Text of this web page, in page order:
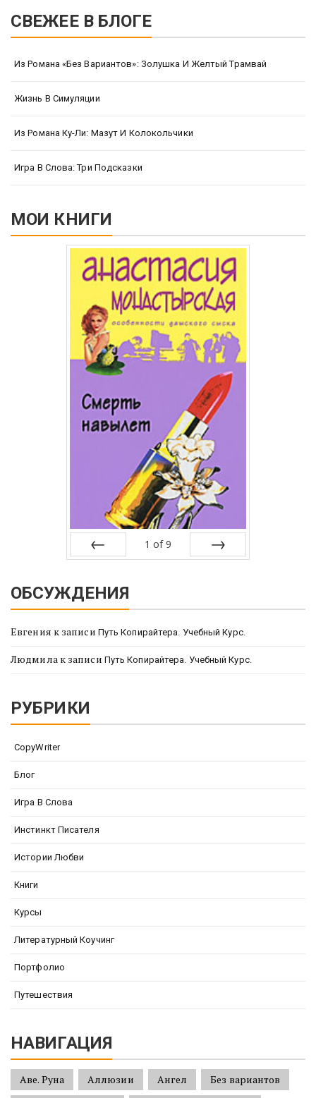
СВЕЖЕЕ В БЛОГЕ
Из Романа «Без Вариантов»: Золушка И Желтый Трамвай
Жизнь В Симуляции
Из Романа Ку-Ли: Мазут И Колокольчики
Игра В Слова: Три Подсказки
МОИ КНИГИ
1 of 9
ОБСУЖДЕНИЯ
Евгения к записи Путь Копирайтера. Учебный Курс.
Людмилак записи Путь Копирайтера. Учебный Курс.
РУБРИКИ
CopyWriter
Блог
Игра В Слова
Инстинкт Писателя
Истории Любви
Книги
Курсы
Литературный Коучинг
Портфолио
Путешествия
НАВИГАЦИЯ
Аве. Руна Аллюзии Ангел
Без вариантов